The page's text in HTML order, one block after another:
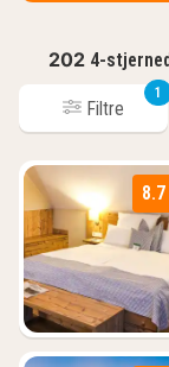
202 4-
Filtre
1
8.7